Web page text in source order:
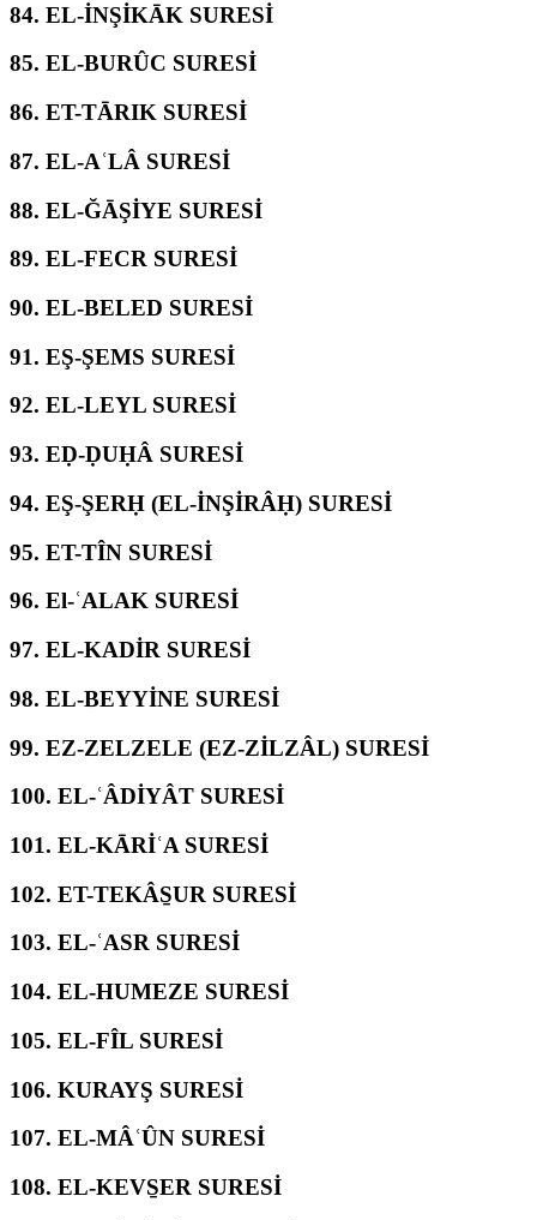
84. EL-İNŞİKĀK SURESİ
85. EL-BURÛC SURESİ
86. ET-TĀRIK SURESİ
87. EL-AʿLÂ SURESİ
88. EL-ĞĀŞİYE SURESİ
89. EL-FECR SURESİ
90. EL-BELED SURESİ
91. EŞ-ŞEMS SURESİ
92. EL-LEYL SURESİ
93. EḌ-ḌUḤÂ SURESİ
94. EŞ-ŞERḤ (EL-İNŞİRÂḤ) SURESİ
95. ET-TÎN SURESİ
96. El-ʿALAK SURESİ
97. EL-KADİR SURESİ
98. EL-BEYYİNE SURESİ
99. EZ-ZELZELE (EZ-ZİLZÂL) SURESİ
100. EL-ʿÂDİYÂT SURESİ
101. EL-KĀRİʿA SURESİ
102. ET-TEKÂS̱UR SURESİ
103. EL-ʿASR SURESİ
104. EL-HUMEZE SURESİ
105. EL-FÎL SURESİ
106. KURAYŞ SURESİ
107. EL-MÂʿÛN SURESİ
108. EL-KEVS̱ER SURESİ